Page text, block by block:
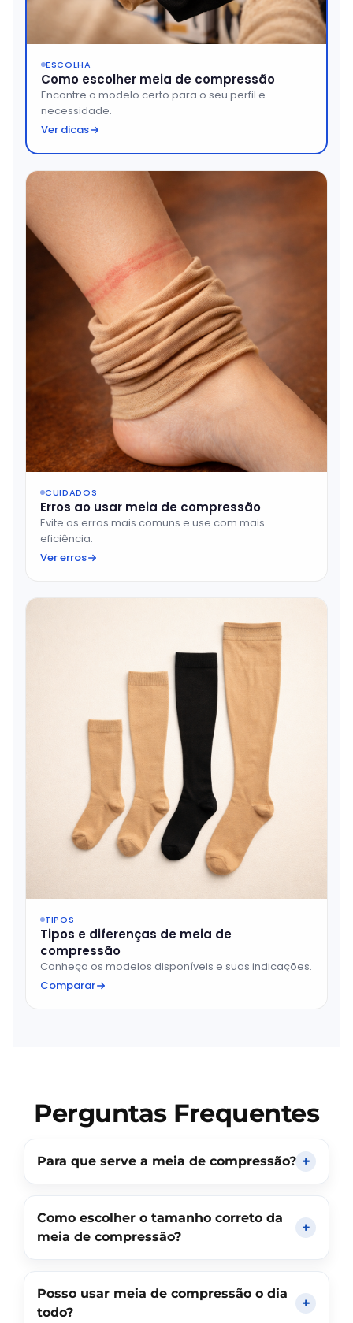
ESCOLHA
Como escolher meia de compressão
Encontre o modelo certo para o seu perfil e
necessidade.
Ver dicas
CUIDADOS
Erros ao usar meia de compressão
Evite os erros mais comuns e use com mais
eficiência.
Ver erros
TIPOS
Tipos e diferenças de meia de
compressão
Conheça os modelos disponíveis e suas indicações.
Comparar
Perguntas Frequentes
Para que serve a meia de compressão?
Como escolher o tamanho correto da
meia de compressão?
Posso usar meia de compressão o dia
todo?